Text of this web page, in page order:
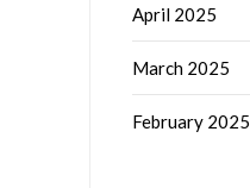
April 2025
March 2025
February 2025